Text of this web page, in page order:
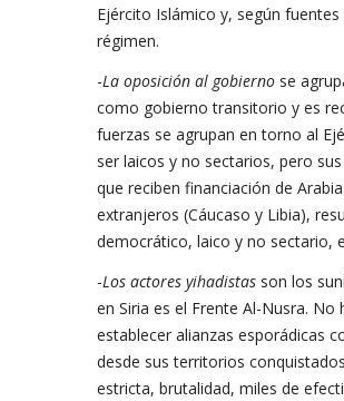
Ejército Islámico y, según
régimen.
-La oposición al gobierno se
como gobierno transitorio y es
fuerzas se agrupan en torno al
ser laicos y no sectarios, pero
que reciben financiación de
extranjeros (Cáucaso y Libia),
democrático, laico y no sectario,
-Los actores yihadistas son los
en Siria es el Frente Al-Nusra.
establecer alianzas esporádicas
desde sus territorios
estricta, brutalidad, miles de